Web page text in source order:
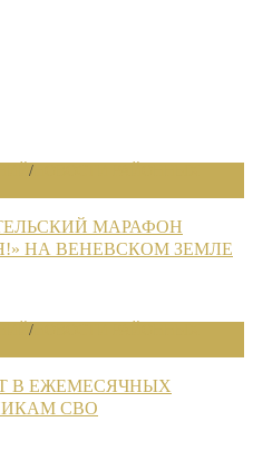
/
МАРАФОН
НА ВЕНЕВСКОМ ЗЕМЛЕ
/
В ЕЖЕМЕСЯЧНЫХ
СВО